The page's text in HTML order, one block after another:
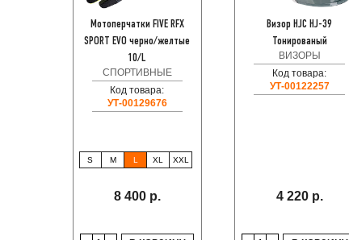
Мотоперчатки FIVE RFX
SPORT EVO черно/желтые
10/L
СПОРТИВНЫЕ
Код товара:
УТ-00129676
S M L XL XXL
8 400 р.
Визор HJC HJ-39
Тонированый
ВИЗОРЫ
Код товара:
УТ-00122257
4 220 р.